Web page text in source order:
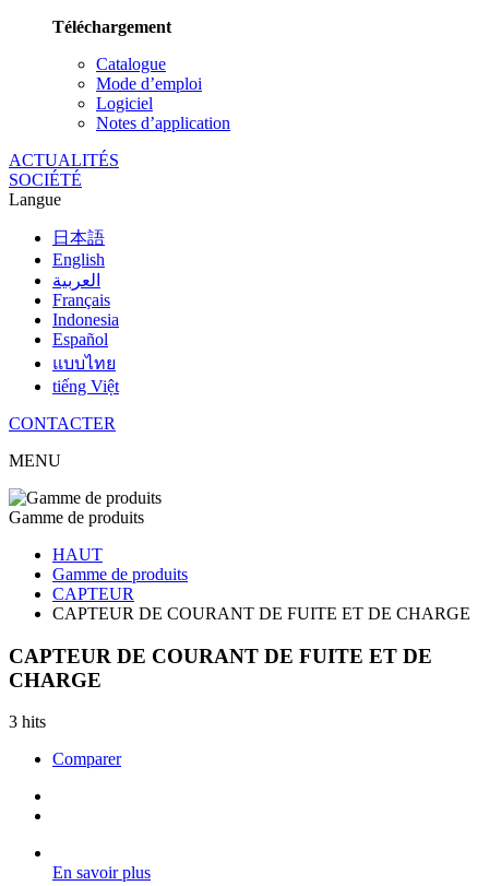
Téléchargement
Catalogue
Mode d’emploi
Logiciel
Notes d’application
ACTUALITÉS
SOCIÉTÉ
Langue
日本語
English
العربية
Français
Indonesia
Español
แบบไทย
tiếng Việt
CONTACTER
MENU
Gamme de produits
HAUT
Gamme de produits
CAPTEUR
CAPTEUR DE COURANT DE FUITE ET DE CHARGE
CAPTEUR DE COURANT DE FUITE ET DE
CHARGE
3 hits
Comparer
En savoir plus